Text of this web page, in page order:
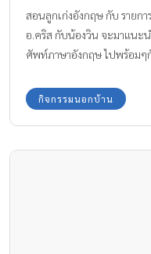
สอนลูกเก่งอังกฤษ กับ รายก
อ.คริส กับน้องวิน จะมาแนะ
ศัพท์ภาษาอังกฤษ ไปพร้อมๆ
กิจกรรมนอกบ้าน